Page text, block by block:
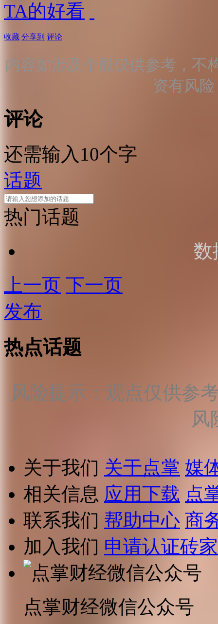
TA的好看
收藏 分享到 评论
内容如涉及个股仅供参考，不
资有风
评论
还需输入10个字
话题
热门话题
数
上一页 下一页
发布
热点话题
风险提示：观点仅供参
风
关于我们 关于点掌 媒
相关信息 应用下载 点
联系我们 帮助中心 商
加入我们 申请认证砖家
点掌财经微信公众号